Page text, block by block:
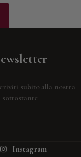
subito alla nostra
Instagram